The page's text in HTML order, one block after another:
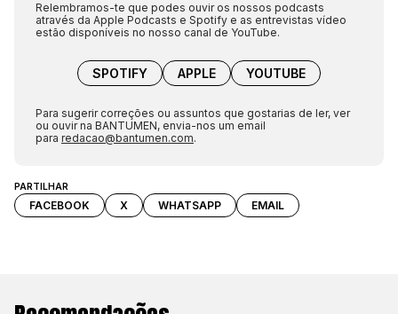
PARTILHAR
FACEBOOK X WHATSAPP EMAIL
Relembramos-te que podes ouvir os nossos podcasts
através da Apple Podcasts e Spotify e as entrevistas vídeo
estão disponíveis no nosso canal de YouTube.
SPOTIFY APPLE YOUTUBE
Para sugerir correções ou assuntos que gostarias de ler, ver
ou ouvir na BANTUMEN, envia-nos um email
para redacao@bantumen.com.